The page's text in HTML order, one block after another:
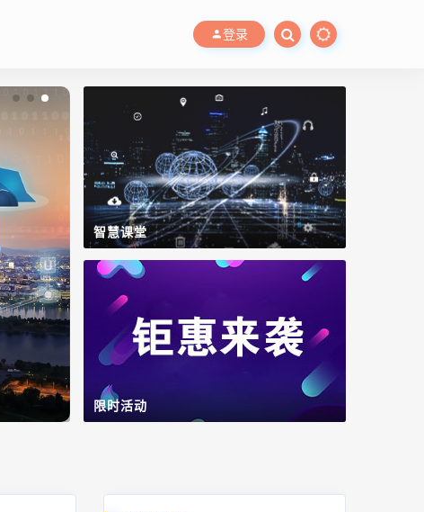
登录
智慧课堂
限时活动